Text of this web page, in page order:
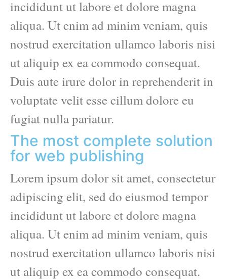
incididunt ut labore et dolore magna
aliqua. Ut enim ad minim veniam, quis
nostrud exercitation ullamco laboris nisi
ut aliquip ex ea commodo consequat.
Duis aute irure dolor in reprehenderit in
voluptate velit esse cillum dolore eu
fugiat nulla pariatur.
The most complete solution
for web publishing
Lorem ipsum dolor sit amet, consectetur
adipiscing elit, sed do eiusmod tempor
incididunt ut labore et dolore magna
aliqua. Ut enim ad minim veniam, quis
nostrud exercitation ullamco laboris nisi
ut aliquip ex ea commodo consequat.